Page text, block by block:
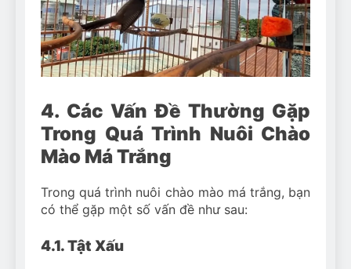
4. Các Vấn Đề Thường Gặp
Trong Quá Trình Nuôi Chào
Mào Má Trắng
Trong quá trình nuôi chào mào má trắng, bạn
có thể gặp một số vấn đề như sau:
4.1. Tật Xấu